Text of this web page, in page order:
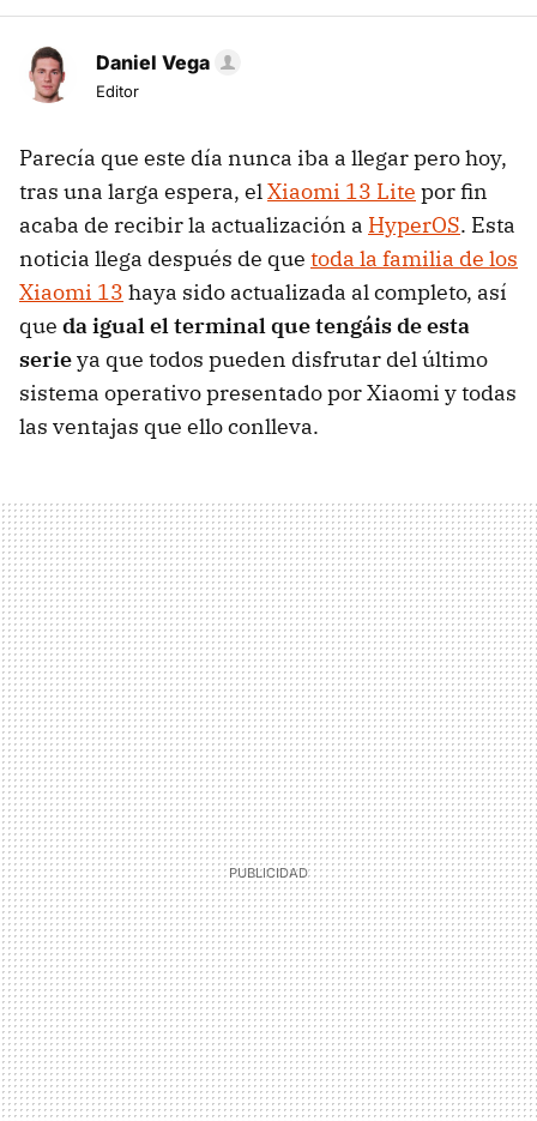
Daniel Vega
Editor
Parecía que este día nunca iba a llegar pero hoy,
tras una larga espera, elXiaomi 13 Lite por fin
acaba de recibir la actualización a HyperOS. Esta
noticia llega después de que toda la familia de los
Xiaomi 13 haya sido actualizada al completo, así
que da igual el terminal que tengáis de esta
serieya que todos pueden disfrutar del último
sistema operativo presentado por Xiaomi y todas
las ventajas que ello conlleva.